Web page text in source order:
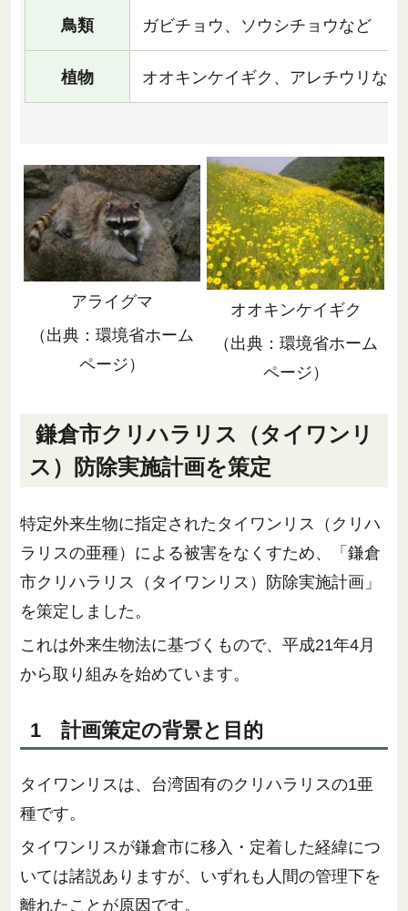
鳥類 ガビチョウ、ソウシチョウなど
植物 オオキンケイギク、アレチウリなど
アライグマ
（出典：環境省ホーム
ページ）
オオキンケイギク
（出典：環境省ホーム
ページ）
鎌倉市クリハラリス（タイワンリ
ス）防除実施計画を策定
特定外来生物に指定されたタイワンリス（クリハ
ラリスの亜種）による被害をなくすため、「鎌倉
市クリハラリス（タイワンリス）防除実施計画」
を策定しました。
これは外来生物法に基づくもので、平成21年4月
から取り組みを始めています。
1 計画策定の背景と目的
タイワンリスは、台湾固有のクリハラリスの1亜
種です。
タイワンリスが鎌倉市に移入・定着した経緯につ
いては諸説ありますが、いずれも人間の管理下を
離れたことが原因です。